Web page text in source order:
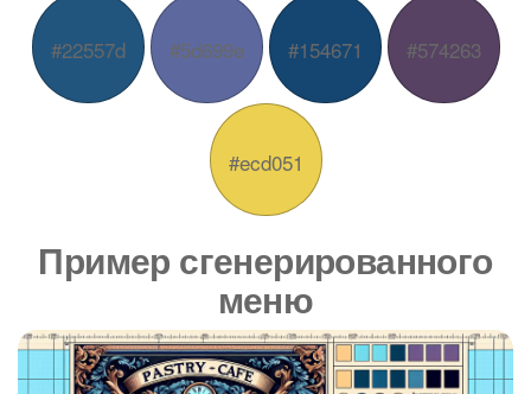
#22557d #5d699e #154671 #574263
#ecd051
Пример сгенерированного
меню